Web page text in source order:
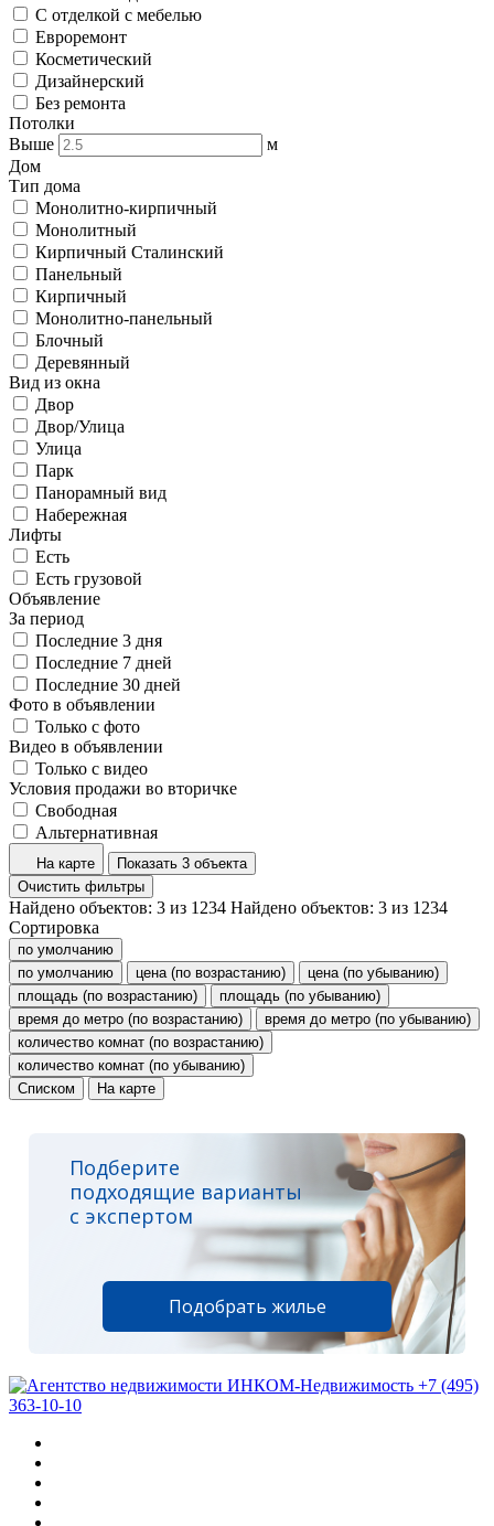
С отделкой с мебелью
Евроремонт
Косметический
Дизайнерский
Без ремонта
Потолки
Выше
м
Дом
Тип дома
Монолитно-кирпичный
Монолитный
Кирпичный Сталинский
Панельный
Кирпичный
Монолитно-панельный
Блочный
Деревянный
Вид из окна
Двор
Двор/Улица
Улица
Парк
Панорамный вид
Набережная
Лифты
Есть
Есть грузовой
Объявление
За период
Последние 3 дня
Последние 7 дней
Последние 30 дней
Фото в объявлении
Только с фото
Видео в объявлении
Только с видео
Условия продажи во вторичке
Свободная
Альтернативная
На карте
Показать 3 объекта
Очистить фильтры
Найдено объектов: 3 из 1234 Найдено объектов: 3 из 1234
Сортировка
по умолчанию
по умолчанию
цена (по возрастанию)
цена (по убыванию)
площадь (по возрастанию)
площадь (по убыванию)
время до метро (по возрастанию)
время до метро (по убыванию)
количество комнат (по возрастанию)
количество комнат (по убыванию)
Списком
На карте
Подберите
подходящие варианты
с экспертом
Подобрать жилье
+7 (495)
363-10-10